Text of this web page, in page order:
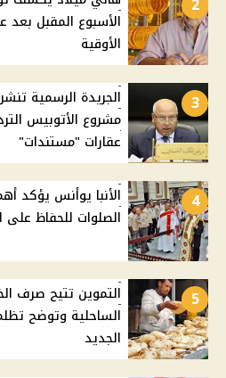
الأسبوع المقبل
الأوقية
3
الجريدة الرسمية
مشروع الأتوبيس
عقارات "مستندات"
4
الأنبا يوأنس يؤكد
الصلوات للحفاظ على
5
التموين تتيح صرف
الساحلية وتوضح
الجديد